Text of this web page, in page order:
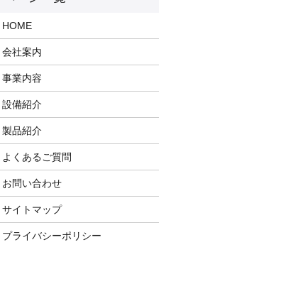
HOME
会社案内
事業内容
設備紹介
製品紹介
よくあるご質問
お問い合わせ
サイトマップ
プライバシーポリシー